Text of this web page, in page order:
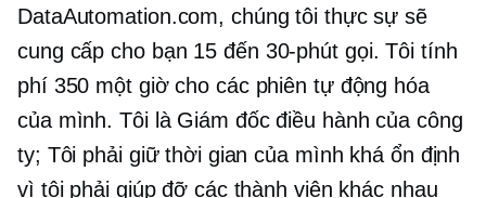
DataAutomation.com, chúng tôi thực sự sẽ
cung cấp cho bạn 15 đến 30-phútgọi. Tôi tính
phí 350 một giờ cho các phiên tự động hóa
của mình. Tôi là Giám đốc điều hành của công
ty; Tôi phải giữ thời gian của mình khá ổn định
vì tôi phải giúp đỡ các thành viên khác nhau